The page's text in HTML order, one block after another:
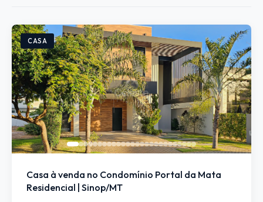
CASA
Casa à venda no Condomínio Portal da Mata
Residencial | Sinop/MT